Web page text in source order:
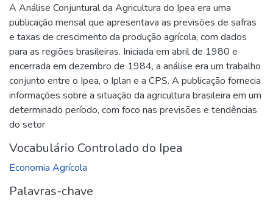
A Análise Conjuntural da Agricultura do Ipea era uma
publicação mensal que apresentava as previsões de safras
e taxas de crescimento da produção agrícola, com dados
para as regiões brasileiras. Iniciada em abril de 1980 e
encerrada em dezembro de 1984, a análise era um trabalho
conjunto entre o Ipea, o Iplan e a CPS. A publicação fornecia
informações sobre a situação da agricultura brasileira em um
determinado período, com foco nas previsões e tendências
do setor
Vocabulário Controlado do Ipea
Economia Agrícola
Palavras-chave